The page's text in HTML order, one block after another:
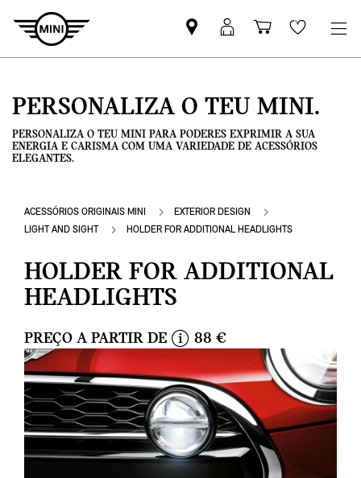
Pesquisar
parceiro
Iniciar
sessão
Carrinho
de
Wishlist
PERSONALIZA O TEU MINI.
PERSONALIZA O TEU MINI PARA PODERES EXPRIMIR A SUA
ENERGIA E CARISMA COM UMA VARIEDADE DE ACESSÓRIOS
ELEGANTES.
ACESSÓRIOS ORIGINAIS MINI
EXTERIOR DESIGN
LIGHT AND SIGHT
HOLDER FOR ADDITIONAL HEADLIGHTS
HOLDER FOR ADDITIONAL
HEADLIGHTS
PREÇO A PARTIR DE
i
n
f
o
88 €